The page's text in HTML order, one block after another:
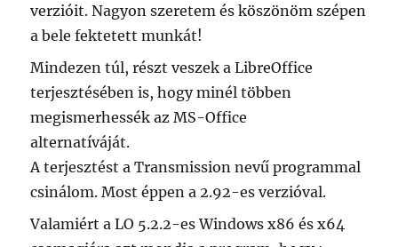
verzióit. Nagyon szeretem és köszönöm szépen
a bele fektetett munkát!
Mindezen túl, részt veszek a LibreOffice
terjesztésében is, hogy minél többen
megismerhessék az MS-Office
alternatíváját.
A terjesztést a Transmission nevű programmal
csinálom. Most éppen a 2.92-es verzióval.
Valamiért a LO 5.2.2-es Windows x86 és x64